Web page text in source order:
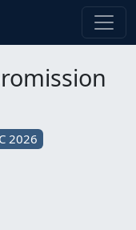
2026